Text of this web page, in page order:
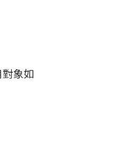
象如